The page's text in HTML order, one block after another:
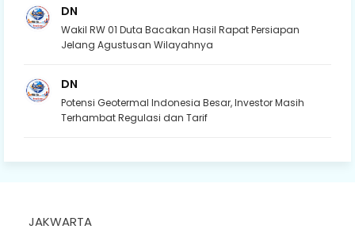
DN
Wakil RW 01 Duta Bacakan Hasil Rapat Persiapan
Jelang Agustusan Wilayahnya
DN
Potensi Geotermal Indonesia Besar, Investor Masih
Terhambat Regulasi dan Tarif
JAKWARTA